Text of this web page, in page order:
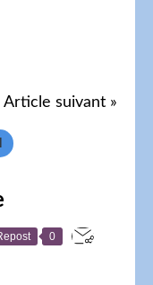
Article suivant »
0